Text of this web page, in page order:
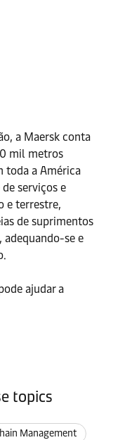
a Maersk conta
mil metros
toda a América
serviços e
e terrestre,
de suprimentos
se e
ajudar a
topics
Management